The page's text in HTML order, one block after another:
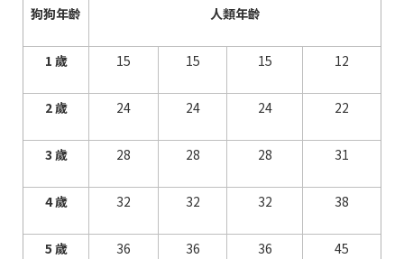
狗狗年齡 人類年齡
1 歲 15 15 15 12
2 歲 24 24 24 22
3 歲 28 28 28 31
4 歲 32 32 32 38
5 歲 36 36 36 45